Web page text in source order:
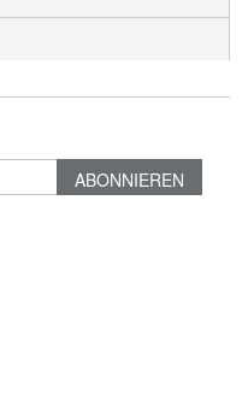
ABONNIEREN